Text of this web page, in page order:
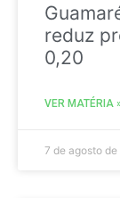
reduz
0,20
VER MATÉRIA
7 de agosto